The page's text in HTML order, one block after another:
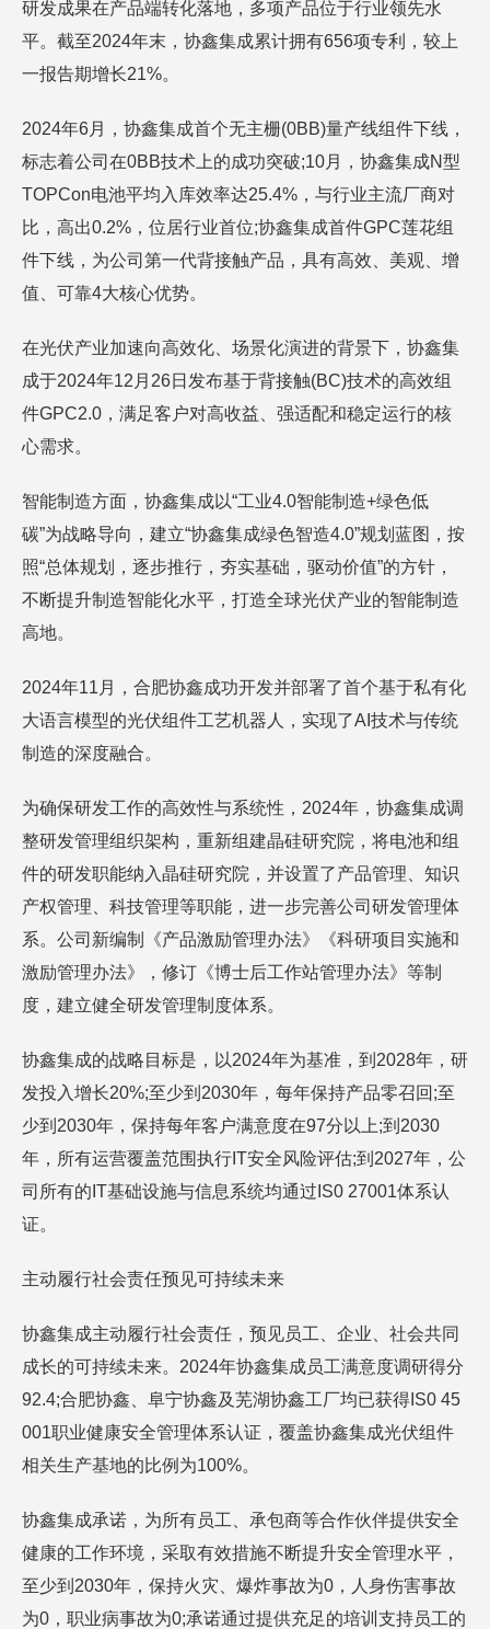
研发成果在产品端转化落地，多项产品位于行业领先水
平。截至2024年末，协鑫集成累计拥有656项专利，较上
一报告期增长21%。
2024年6月，协鑫集成首个无主栅(0BB)量产线组件下线，
标志着公司在0BB技术上的成功突破;10月，协鑫集成N型
TOPCon电池平均入库效率达25.4%，与行业主流厂商对
比，高出0.2%，位居行业首位;协鑫集成首件GPC莲花组
件下线，为公司第一代背接触产品，具有高效、美观、增
值、可靠4大核心优势。
在光伏产业加速向高效化、场景化演进的背景下，协鑫集
成于2024年12月26日发布基于背接触(BC)技术的高效组
件GPC2.0，满足客户对高收益、强适配和稳定运行的核
心需求。
智能制造方面，协鑫集成以“工业4.0智能制造+绿色低
碳”为战略导向，建立“协鑫集成绿色智造4.0”规划蓝图，按
照“总体规划，逐步推行，夯实基础，驱动价值”的方针，
不断提升制造智能化水平，打造全球光伏产业的智能制造
高地。
2024年11月，合肥协鑫成功开发并部署了首个基于私有化
大语言模型的光伏组件工艺机器人，实现了AI技术与传统
制造的深度融合。
为确保研发工作的高效性与系统性，2024年，协鑫集成调
整研发管理组织架构，重新组建晶硅研究院，将电池和组
件的研发职能纳入晶硅研究院，并设置了产品管理、知识
产权管理、科技管理等职能，进一步完善公司研发管理体
系。公司新编制《产品激励管理办法》《科研项目实施和
激励管理办法》，修订《博士后工作站管理办法》等制
度，建立健全研发管理制度体系。
协鑫集成的战略目标是，以2024年为基准，到2028年，研
发投入增长20%;至少到2030年，每年保持产品零召回;至
少到2030年，保持每年客户满意度在97分以上;到2030
年，所有运营覆盖范围执行IT安全风险评估;到2027年，公
司所有的IT基础设施与信息系统均通过IS0 27001体系认
证。
主动履行社会责任预见可持续未来
协鑫集成主动履行社会责任，预见员工、企业、社会共同
成长的可持续未来。2024年协鑫集成员工满意度调研得分
92.4;合肥协鑫、阜宁协鑫及芜湖协鑫工厂均已获得IS0 45
001职业健康安全管理体系认证，覆盖协鑫集成光伏组件
相关生产基地的比例为100%。
协鑫集成承诺，为所有员工、承包商等合作伙伴提供安全
健康的工作环境，采取有效措施不断提升安全管理水平，
至少到2030年，保持火灾、爆炸事故为0，人身伤害事故
为0，职业病事故为0;承诺通过提供充足的培训支持员工的